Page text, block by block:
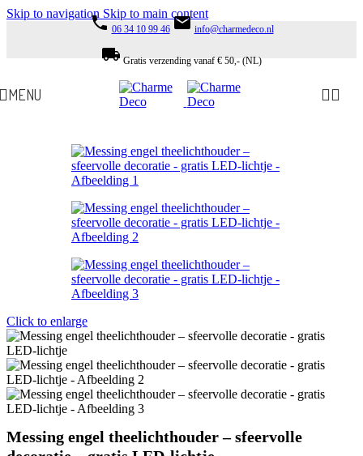
Skip to navigation Skip to main content
phone 06 34 10 99 46 email info@charmedeco.nl
local_shipping Gratis verzending vanaf € 50,- (NL)
MENU
Click to enlarge
Messing engel theelichthouder – sfeervolle